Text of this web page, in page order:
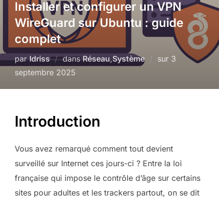
Installer et configurer un VPN
WireGuard sur Ubuntu : guide
complet
parIdriss dansRéseau,Système sur Publié
3
septembre 2025
Introduction
Vous avez remarqué comment tout devient
surveillé sur Internet ces jours-ci ? Entre la loi
française qui impose le contrôle d’âge sur certains
sites pour adultes et les trackers partout, on se dit